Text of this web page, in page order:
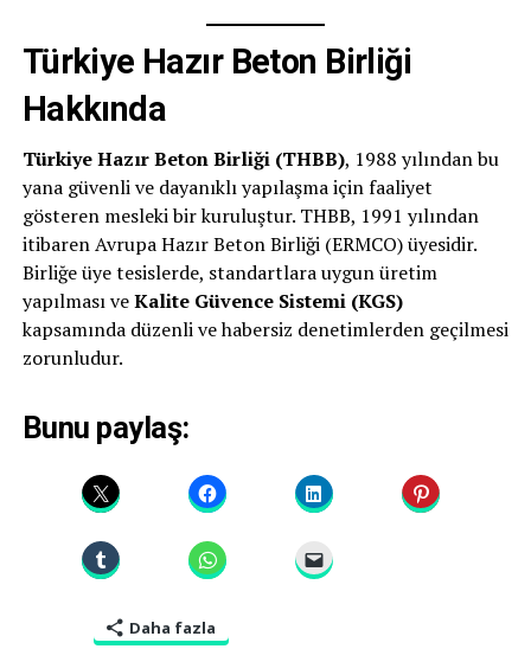
Türkiye Hazır Beton Birliği
Hakkında
Türkiye Hazır Beton Birliği (THBB), 1988 yılından bu
yana güvenli ve dayanıklı yapılaşma için faaliyet
gösteren mesleki bir kuruluştur. THBB, 1991 yılından
itibaren Avrupa Hazır Beton Birliği (ERMCO) üyesidir.
Birliğe üye tesislerde, standartlara uygun üretim
yapılması veKalite Güvence Sistemi (KGS)
kapsamında düzenli ve habersiz denetimlerden geçilmesi
zorunludur.
Bunu paylaş:
Daha fazla